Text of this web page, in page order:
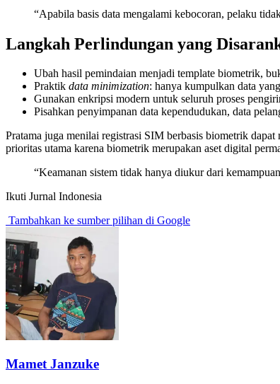
“Apabila basis data mengalami kebocoran, pelaku
Langkah Perlindungan yang
Ubah hasil pemindaian menjadi template biometrik,
Praktik data minimization: hanya kumpulkan data
Gunakan enkripsi modern untuk seluruh proses
Pisahkan penyimpanan data kependudukan, data
Pratama juga menilai registrasi SIM berbasis biometrik
prioritas utama karena biometrik merupakan aset digital
“Keamanan sistem tidak hanya diukur dari
Ikuti Jurnal Indonesia
Tambahkan ke sumber pilihan di Google
Mamet Janzuke